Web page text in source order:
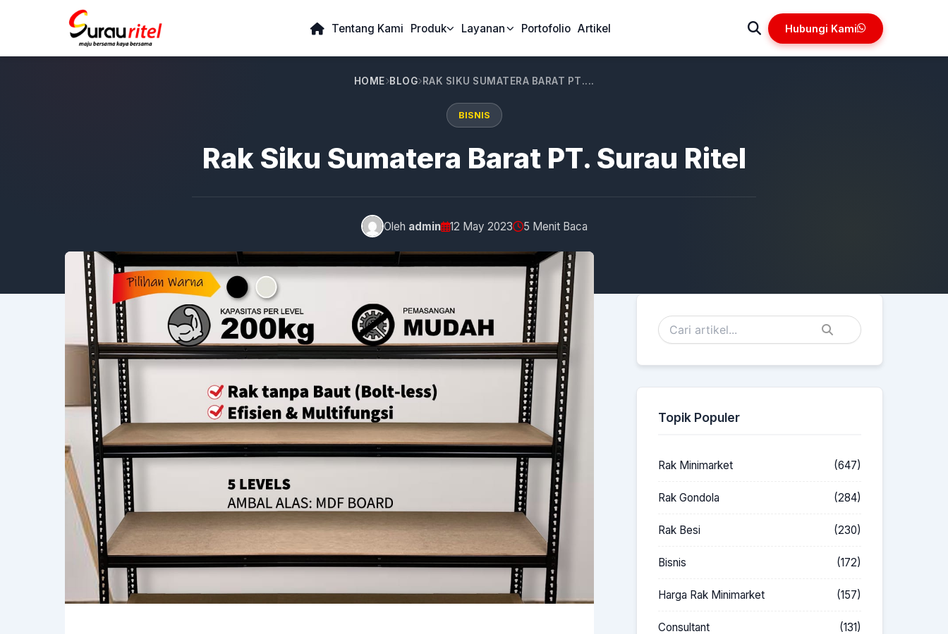
Tentang Kami Produk Layanan Portofolio Artikel Hubungi Kami
HOME BLOG RAK SIKU SUMATERA BARAT PT....
BISNIS
Rak Siku Sumatera Barat PT. Surau Ritel
Oleh admin 12 May 2023 5 Menit Baca
Topik Populer
Rak Minimarket (647)
Rak Gondola (284)
Rak Besi (230)
Bisnis (172)
Harga Rak Minimarket (157)
Consultant (131)